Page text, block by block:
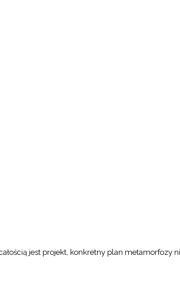
jest projekt, konkretny plan